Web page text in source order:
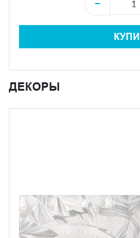
−
ДЕКОРЫ